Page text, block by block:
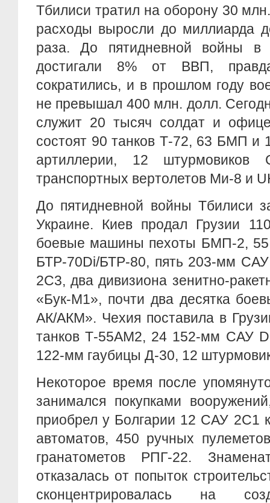
Тбилиси тратил на оборону 30
расходы выросли до миллиарда
раза. До пятидневной войны
достигали 8% от ВВП,
сократились, и в прошлом году
не превышал 400 млн. долл.
служит 20 тысяч солдат и
состоят 90 танков Т-72, 63 БМП и
артиллерии, 12
транспортных вертолетов Ми-8 и
До пятидневной войны Тбилиси
Украине. Киев продал Грузии
боевые машины пехоты БМП-2, 55
БТР-70Di/БТР-80, пять 203-мм
2С3, два дивизиона зенитно-
«Бук-М1», почти два десятка
АК/АКМ». Чехия поставила в
танков Т-55АМ2, 24 152-мм САУ
122-мм гаубицы Д-30, 12
Некоторое время после
занимался покупками
приобрел у Болгарии 12 САУ 2С1
автоматов, 450 ручных
гранатометов РПГ-22.
отказалась от попыток
сконцентрировалась на